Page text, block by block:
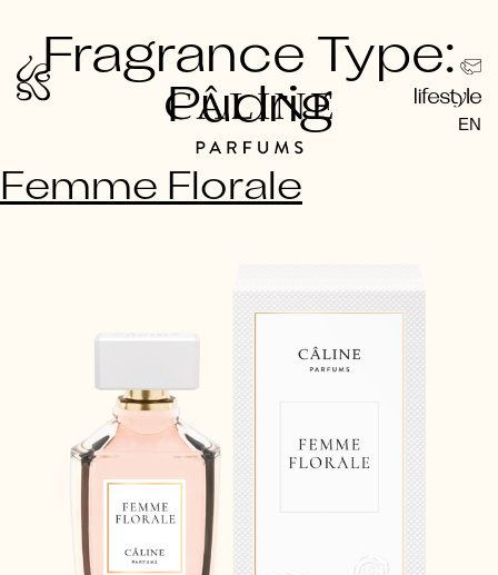
Inhalt
springen
EN
Fragrance Type:
Pudrig
Femme Florale